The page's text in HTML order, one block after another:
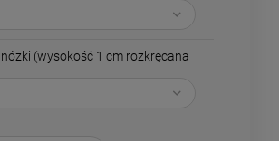
(wysokość 1 cm rozkręcana